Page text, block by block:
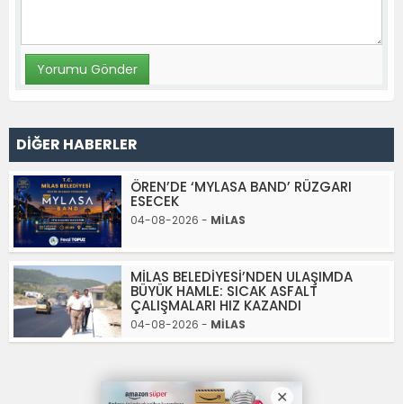
DİĞER HABERLER
ÖREN’DE ‘MYLASA BAND’ RÜZGARI
ESECEK
04-08-2026 - MİLAS
MİLAS BELEDİYESİ’NDEN ULAŞIMDA
BÜYÜK HAMLE: SICAK ASFALT
ÇALIŞMALARI HIZ KAZANDI
04-08-2026 - MİLAS